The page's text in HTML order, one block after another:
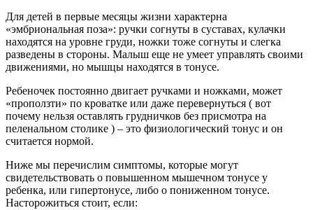
Для детей в первые месяцы жизни характерна
«эмбриональная поза»: ручки согнуты в суставах, кулачки
находятся на уровне груди, ножки тоже согнуты и слегка
разведены в стороны. Малыш еще не умеет управлять своими
движениями, но мышцы находятся в тонусе.
Ребеночек постоянно двигает ручками и ножками, может
«проползти» по кроватке или даже перевернуться ( вот
почему нельзя оставлять грудничков без присмотра на
пеленальном столике ) – это физиологический тонус и он
считается нормой.
Ниже мы перечислим симптомы, которые могут
свидетельствовать о повышенном мышечном тонусе у
ребенка, или гипертонусе, либо о пониженном тонусе.
Насторожиться стоит, если: